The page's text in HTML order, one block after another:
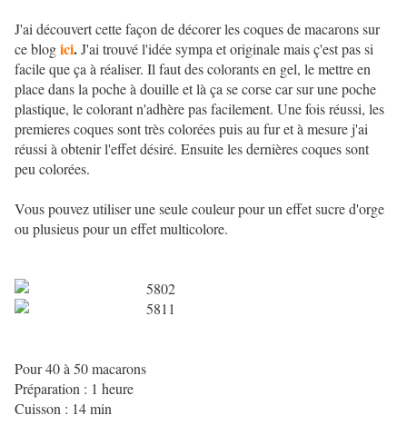
J'ai découvert cette façon de décorer les coques de macarons sur
ce blogici.J'ai trouvé l'idée sympa et originale mais ç'est pas si
facile que ça à réaliser. Il faut des colorants en gel, le mettre en
place dans la poche à douille et là ça se corse car sur une poche
plastique, le colorant n'adhère pas facilement. Une fois réussi, les
premieres coques sont très colorées puis au fur et à mesure j'ai
réussi à obtenir l'effet désiré. Ensuite les dernières coques sont
peu colorées.
Vous pouvez utiliser une seule couleur pour un effet sucre d'orge
ou plusieus pour un effet multicolore.
Pour 40 à 50 macarons
Préparation : 1 heure
Cuisson : 14 min